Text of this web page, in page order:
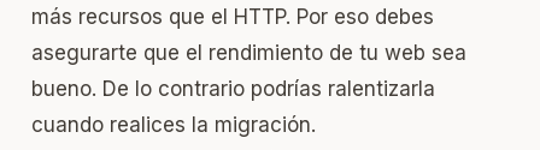
más recursos que el HTTP. Por eso debes
asegurarte que el rendimiento de tu web sea
bueno. De lo contrario podrías ralentizarla
cuando realices la migración.